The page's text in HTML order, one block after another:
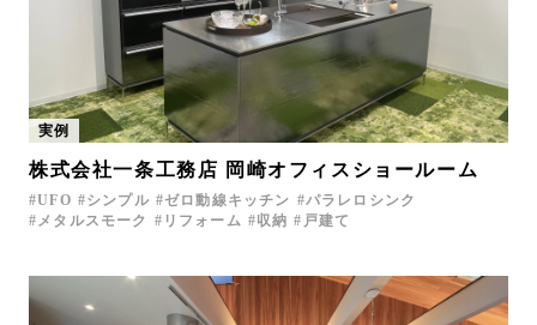
実例
株式会社一条工務店 岡崎オフィスショールーム
UFO シンプル ゼロ動線キッチン
パラレロシンク
メタルスモーク
リフォーム 収納 戸建て